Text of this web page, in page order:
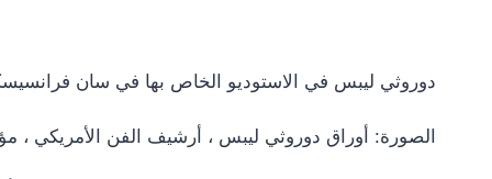
دوروثي ليبس في الاستوديو الخاص بها في سان فرانسيسكو
الصورة: أوراق دوروثي ليبس ، أرشيف الفن الأمريكي ،